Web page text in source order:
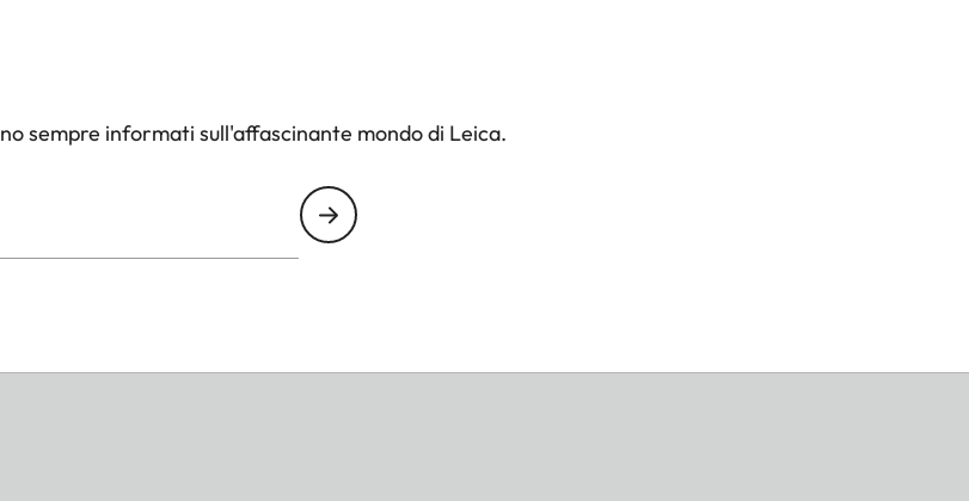
sempre informati sull'affascinante mondo di Leica.